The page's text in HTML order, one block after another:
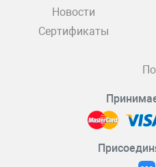
Новости
Сертификаты